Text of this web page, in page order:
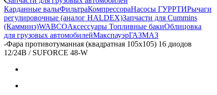
Карданные валыФильтраКомпрессораНасосы ГУРРТИРычаги
регулировочные (аналог HALDEX)Запчасти для Cummins
(Камминз)WABCOАксессуары Топливные бакиОблицовка
для грузовых автомобилейМакспауэрГАЗМАЗ
-Фара противотуманная (квадратная 105x105) 16 диодов
12/24В / SUFORCE 48-W